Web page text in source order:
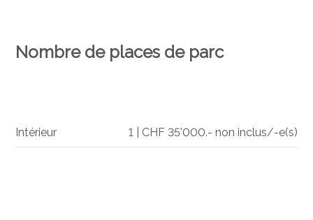
Nombre de places de parc
Intérieur 1 | CHF 35'000.- non inclus/-e(s)